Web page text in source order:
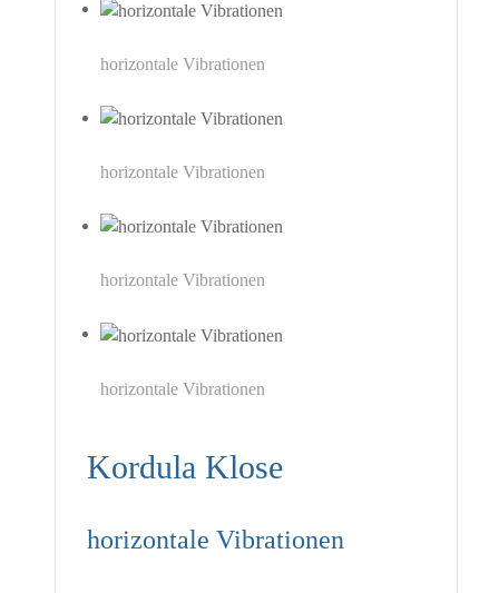
horizontale Vibrationen
horizontale Vibrationen
horizontale Vibrationen
horizontale Vibrationen
Kordula Klose
horizontale Vibrationen